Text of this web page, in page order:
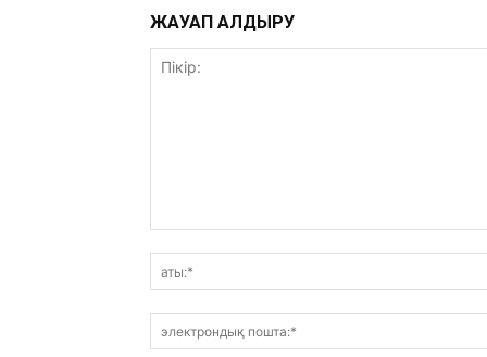
ЖАУАП ҚАЛДЫРУ